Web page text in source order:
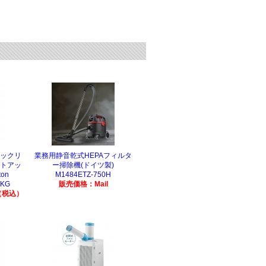
クリ
アッ
込）
業務用静音乾式HEPAフィルタ
ー掃除機(ドイツ製)
M1484ETZ-750H
販売価格：Mail